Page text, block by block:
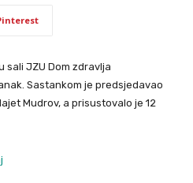
sali JZU Dom zdravlja
Sastankom je predsjedavao
Mudrov, a prisustovalo je 12